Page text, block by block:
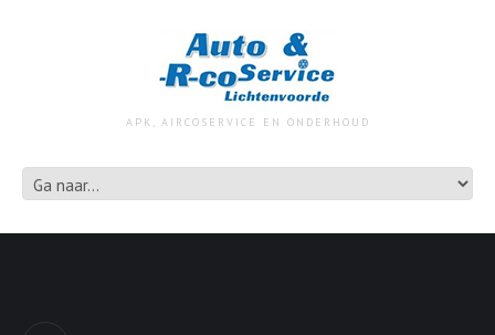
APK, AIRCOSERVICE EN ONDERHOUD